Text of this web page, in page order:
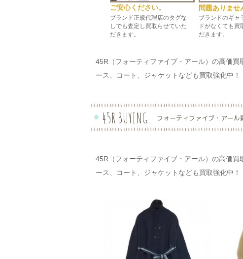
ご安心ください。
ブランド正規代理店のタグな
しでも査定し買取らせていた
だきます。
問題ありませ
ブランドのギャ
ドがなくても買
だきます。
45R（フォーティファイブ・アール）の高価
ース、コート、ジャケットなども買取強化中！
45R BUYING フォーティファイブ・アール
45R（フォーティファイブ・アール）の高価
ース、コート、ジャケットなども買取強化中！